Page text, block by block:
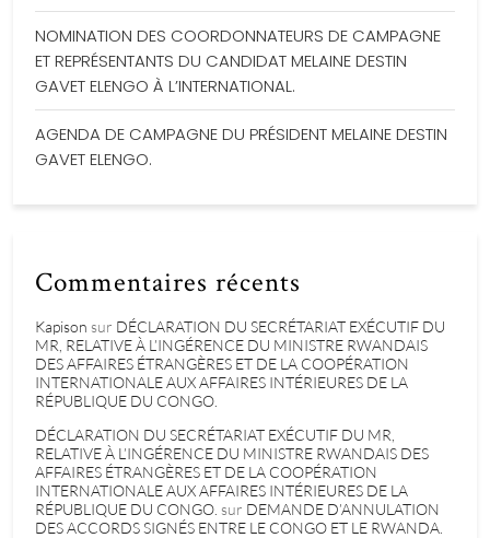
NOMINATION DES COORDONNATEURS DE CAMPAGNE
ET REPRÉSENTANTS DU CANDIDAT MELAINE DESTIN
GAVET ELENGO À L’INTERNATIONAL.
AGENDA DE CAMPAGNE DU PRÉSIDENT MELAINE DESTIN
GAVET ELENGO.
Commentaires récents
Kapison sur DÉCLARATION DU SECRÉTARIAT EXÉCUTIF DU
MR, RELATIVE À L’INGÉRENCE DU MINISTRE RWANDAIS
DES AFFAIRES ÉTRANGÈRES ET DE LA COOPÉRATION
INTERNATIONALE AUX AFFAIRES INTÉRIEURES DE LA
RÉPUBLIQUE DU CONGO.
DÉCLARATION DU SECRÉTARIAT EXÉCUTIF DU MR,
RELATIVE À L’INGÉRENCE DU MINISTRE RWANDAIS DES
AFFAIRES ÉTRANGÈRES ET DE LA COOPÉRATION
INTERNATIONALE AUX AFFAIRES INTÉRIEURES DE LA
RÉPUBLIQUE DU CONGO. sur DEMANDE D’ANNULATION
DES ACCORDS SIGNÉS ENTRE LE CONGO ET LE RWANDA.